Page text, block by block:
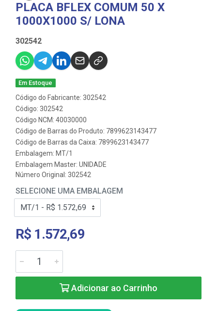
PLACA BFLEX COMUM 50 X
1000X1000 S/ LONA
302542
Em Estoque
Código do Fabricante: 302542
Código: 302542
Código NCM: 40030000
Código de Barras do Produto: 7899623143477
Código de Barras da Caixa: 7899623143477
Embalagem: MT/1
Embalagem Master: UNIDADE
Número Original: 302542
SELECIONE UMA EMBALAGEM
R$ 1.572,69
Adicionar ao Carrinho